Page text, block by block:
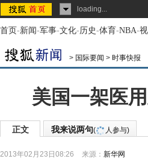
loading...
首页-新闻-军事-文化-历史-体育-NBA-
> 国际要闻 > 时事快报
美国一架医
正文 我来说两句( 人参与)
2013年02月23日08:26 来源： 新华网